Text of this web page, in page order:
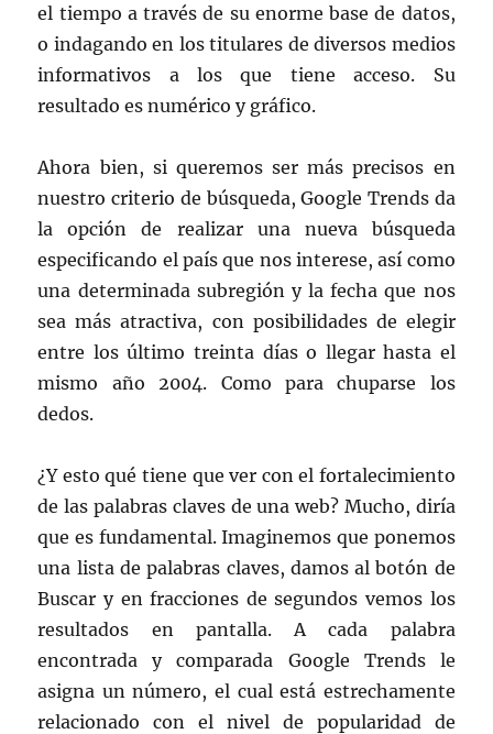
el tiempo a través de su enorme base de datos,
o indagando en los titulares de diversos medios
informativos a los que tiene acceso. Su
resultado es numérico y gráfico.
Ahora bien, si queremos ser más precisos en
nuestro criterio de búsqueda, Google Trends da
la opción de realizar una nueva búsqueda
especificando el país que nos interese, así como
una determinada subregión y la fecha que nos
sea más atractiva, con posibilidades de elegir
entre los último treinta días o llegar hasta el
mismo año 2004. Como para chuparse los
dedos.
¿Y esto qué tiene que ver con el fortalecimiento
de las palabras claves de una web? Mucho, diría
que es fundamental. Imaginemos que ponemos
una lista de palabras claves, damos al botón de
Buscar y en fracciones de segundos vemos los
resultados en pantalla. A cada palabra
encontrada y comparada Google Trends le
asigna un número, el cual está estrechamente
relacionado con el nivel de popularidad de